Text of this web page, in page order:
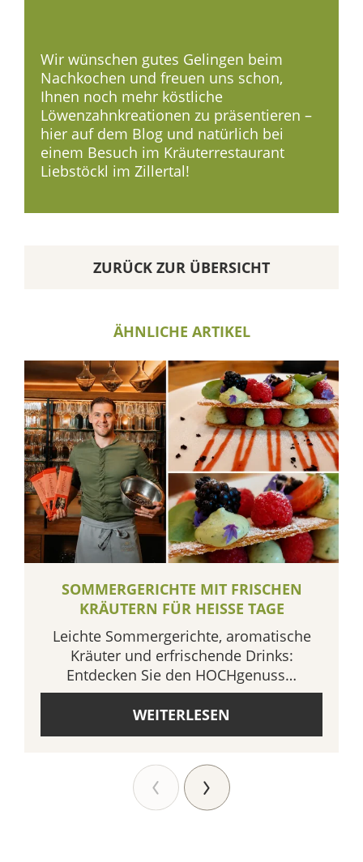
Wir wünschen gutes Gelingen beim
Nachkochen und freuen uns schon,
Ihnen noch mehr köstliche
Löwenzahnkreationen zu präsentieren –
hier auf dem Blog und natürlich bei
einem Besuch im Kräuterrestaurant
Liebstöckl im Zillertal!
ZURÜCK ZUR ÜBERSICHT
ÄHNLICHE ARTIKEL
SOMMERGERICHTE MIT FRISCHEN
KRÄUTERN FÜR HEISSE TAGE
Leichte Sommergerichte, aromatische
Kräuter und erfrischende Drinks:
Entdecken Sie den HOCHgenuss…
WEITERLESEN